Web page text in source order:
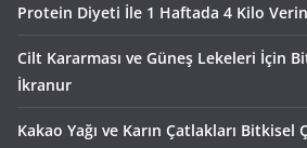
Protein Diyeti İle 1 Haftada 4 Kilo Verin
Cilt Kararması ve Güneş Lekeleri İçin
İkranur
Kakao Yağı ve Karın Çatlakları Bitkisel